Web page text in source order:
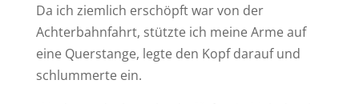
Da ich ziemlich erschöpft war von der
Achterbahnfahrt, stützte ich meine Arme auf
eine Querstange, legte den Kopf darauf und
schlummerte ein.